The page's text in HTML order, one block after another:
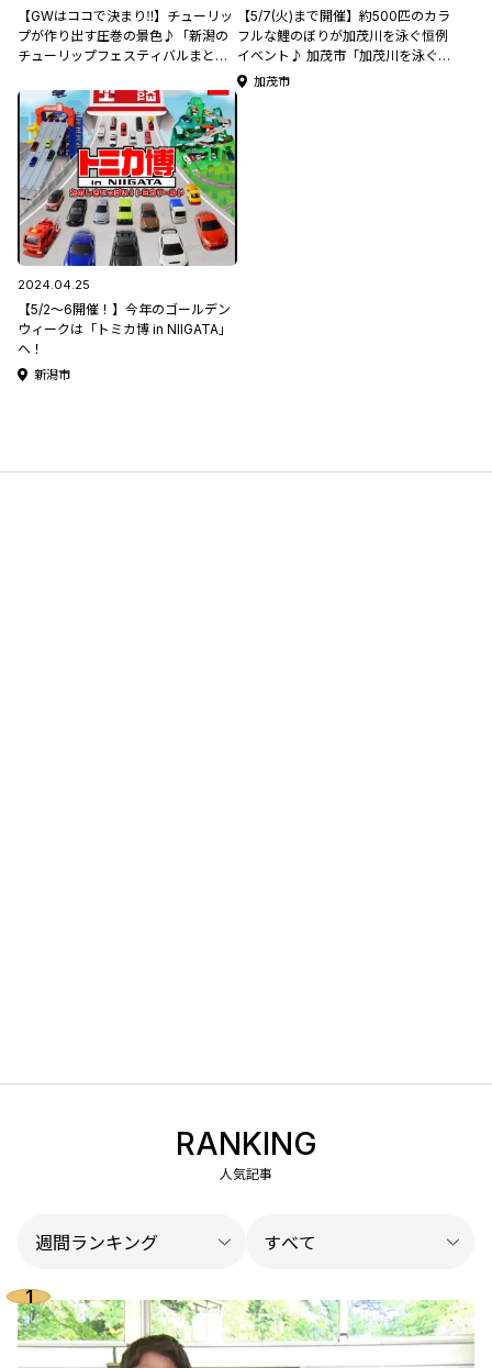
【GWはココで決まり‼】チューリッ
プが作り出す圧巻の景色♪「新潟の
チューリップフェスティバルまとめ3
【5/7(火)まで開催】約500匹のカラ
フルな鯉のぼりが加茂川を泳ぐ恒例
イベント♪ 加茂市「加茂川を泳ぐ鯉
のぼり」 #GW
加茂市
2024.04.25
【5/2～6開催！】今年のゴールデン
ウィークは「トミカ博 in NIIGATA」
へ！
新潟市
RANKING
人気記事